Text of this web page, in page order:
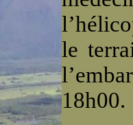
le
18h00.